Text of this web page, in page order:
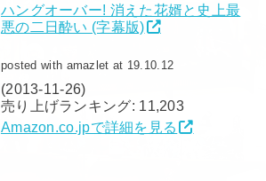
ハングオーバー! 消えた花婿と史上最
悪の二日酔い (字幕版)
posted with amazlet at 19.10.12
(2013-11-26)
売り上げランキング: 11,203
Amazon.co.jpで詳細を見る